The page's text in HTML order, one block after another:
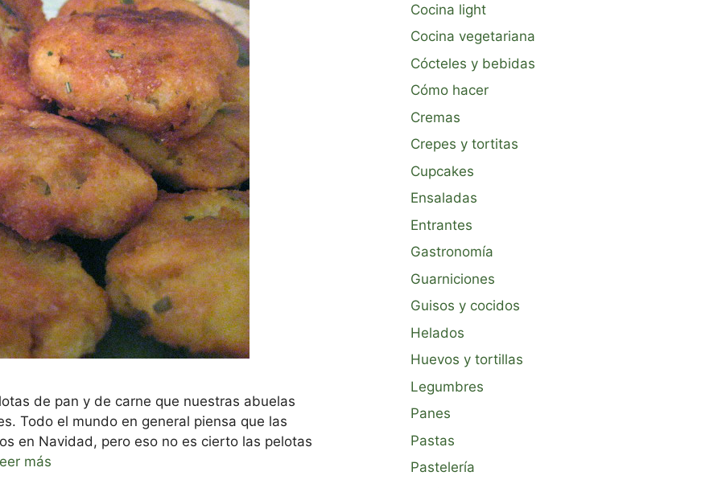
de pan y de carne que nuestras abuelas
Todo el mundo en general piensa que las
en Navidad, pero eso no es cierto las pelotas
más
Cocina light
Cocina vegetariana
Cócteles y bebidas
Cómo hacer
Cremas
Crepes y tortitas
Cupcakes
Ensaladas
Entrantes
Gastronomía
Guarniciones
Guisos y cocidos
Helados
Huevos y tortillas
Legumbres
Panes
Pastas
Pastelería